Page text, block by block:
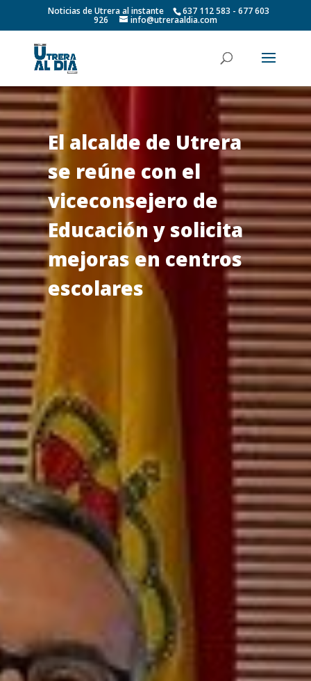
Noticias de Utrera al instante 637 112 583 - 677 603
926 info@utreraaldia.com
El alcalde de Utrera
se reúne con el
viceconsejero de
Educación y solicita
mejoras en centros
escolares